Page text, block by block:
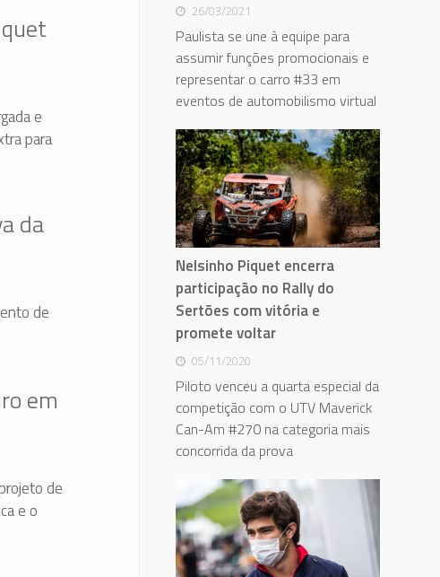
e
para
da
de
em
de
e o
26/03/2021
Paulista se une à equipe para
assumir funções promocionais e
representar o carro #33 em
eventos de automobilismo virtual
Nelsinho Piquet encerra
participação no Rally do
Sertões com vitória e
promete voltar
05/11/2020
Piloto venceu a quarta especial da
competição com o UTV Maverick
Can-Am #270 na categoria mais
concorrida da prova